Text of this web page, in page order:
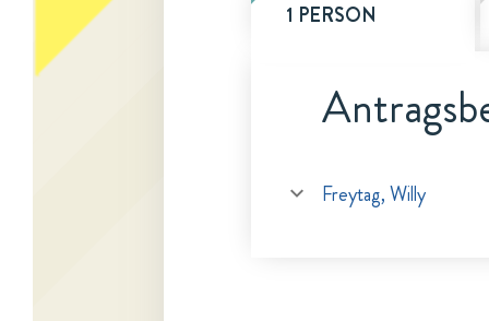
1 PERSON
Freytag, Willy